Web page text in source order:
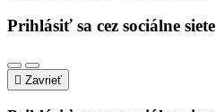
Prihlásiť sa cez sociálne siete
 Zavrieť